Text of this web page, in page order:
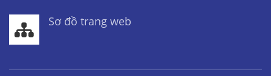
Sơ đồ trang web